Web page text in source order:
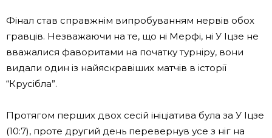
Фінал став справжнім випробуванням нервів обох
гравців. Незважаючи на те, що ні Мерфі, ні У Іцзе не
вважалися фаворитами на початку турніру, вони
видали один із найяскравіших матчів в історії
“Крусібла”.
Протягом перших двох сесій ініціатива була за У Іцзе
(10:7), проте другий день перевернув усе з ніг на